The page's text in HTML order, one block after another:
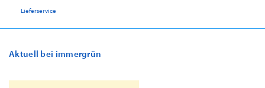
Lieferservice
Aktuell bei immergrün